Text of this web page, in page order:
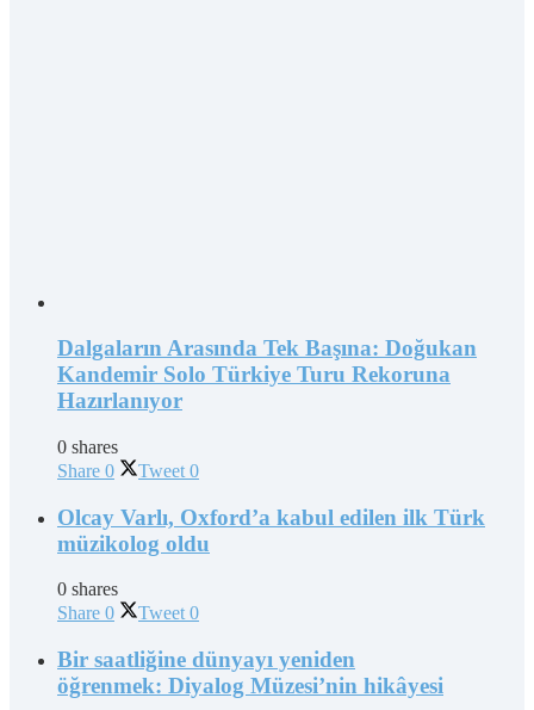
Dalgaların Arasında Tek Başına: Doğukan
Kandemir Solo Türkiye Turu Rekoruna
Hazırlanıyor
0 shares
Share 0 Tweet 0
Olcay Varlı, Oxford’a kabul edilen ilk Türk
müzikolog oldu
0 shares
Share 0 Tweet 0
Bir saatliğine dünyayı yeniden
öğrenmek: Diyalog Müzesi’nin hikâyesi